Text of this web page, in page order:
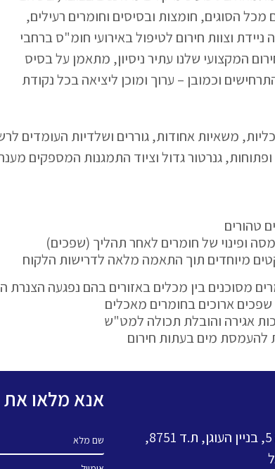
מכל הסוגים, חומצות ובסיסים וחומרים רעילים,
ניידת וצוות חירום לטיפול באירועי חומ"ס ברחבי
המקצועי שלנו עתיר ניסיון, מתאמן על בסיס
וכמובן – ערוך ומוכן ליציאה בכל נקודת
משאיות אחודות, גוררים ושלדיות
גנרטור גדול וציוד התמגנות המספקים מענה
טהורים
ופינוי של חומרים לאחר תהליך (שפכים)
מיוחדים תוך התאמה מלאה לדרישות הלקוח
מסוכנים בין מכלים באזורים בהם נפגעה הצנרת
שפכים ארוכים בחומרים מאכלים
אגירה והובלת תכולה למט"ש
להעמסת מים בעתות חירום
משרדי מטה: המלאכה 5, בניין העוגן, ת.ד 8751,
אנא מלאו את
שם מלא
אימייל